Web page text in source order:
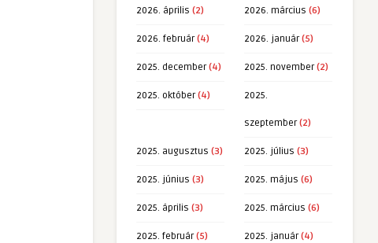
2026. április (2) 2026. március (6)
2026. február(4) 2026. január(5)
2025. december(4) 2025. november(2)
2025. október(4) 2025.
szeptember(2)
2025. augusztus (3) 2025. július (3)
2025. június (3) 2025. május (6)
2025. április (3) 2025. március (6)
2025. február(5) 2025. január(4)